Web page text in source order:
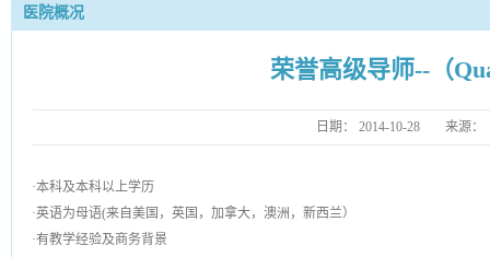
医院概况
荣誉高级导师--（
日期： 2014-10-28 来源：
·本科及本科以上学历
·英语为母语(来自美国，英国，加拿大，澳洲，新西兰）
·有教学经验及商务背景